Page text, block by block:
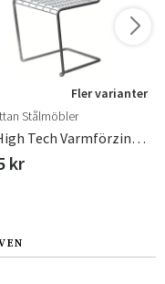
Fler varianter
Stålmöbler
Stol High Tech Varmförzinkad
kr